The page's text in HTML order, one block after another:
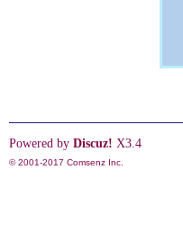
Powered by Discuz! X3.4
© 2001-2017 Comsenz Inc.